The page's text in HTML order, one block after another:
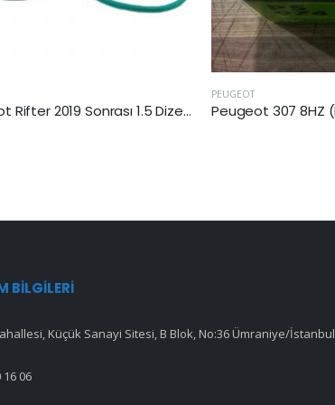
Peugeot Rifter 2019 Sonrası 1.5 Dizel Yakıt Filtresi
BILGILERI
Küçük Sanayi Sitesi, B Blok, No:36 Ümraniye/İstanbul
16 06